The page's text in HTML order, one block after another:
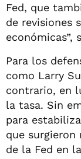
Fed, que
de revisiones
económicas”,
Para los
como Larry
contrario, en
la tasa. Sin
para
que surgieron
de la Fed en